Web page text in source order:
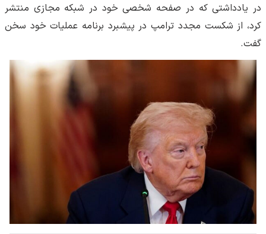
در یادداشتی که در صفحه شخصی خود در شبکه مجازی منتشر
کرد، از شکست مجدد ترامپ در پیشبرد برنامه عملیات خود سخن
گفت.